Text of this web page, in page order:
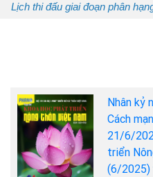
Lịch thi đấu giai đoạn phân
Nhân kỷ
Cách
21/6/
triển
(6/2025)